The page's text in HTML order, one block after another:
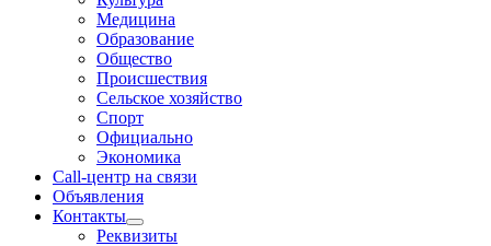
Медицина
Образование
Общество
Происшествия
Сельское хозяйство
Спорт
Официально
Экономика
Call-центр на связи
Объявления
Контакты
Реквизиты